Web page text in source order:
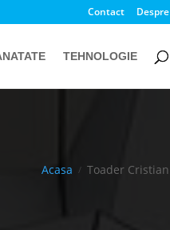
Contact Despre
TEHNOLOGIE
Acasa Toader Cristian